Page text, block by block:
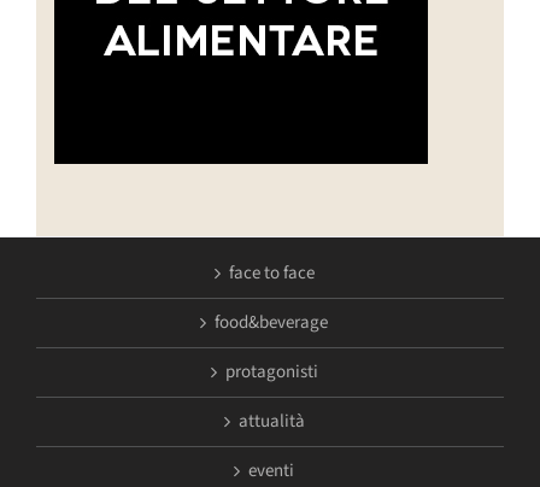
face to face
food&beverage
protagonisti
attualità
eventi